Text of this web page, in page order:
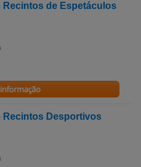
de Espetáculos
Recintos Desportivos